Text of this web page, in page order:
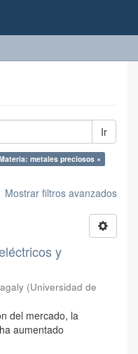
Ir
metales preciosos ×
Mostrar filtros avanzados
y
(Universidad de
del mercado, la
aumentado